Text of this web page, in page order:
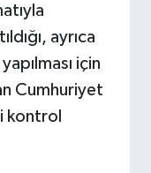
ayrıca
için
Cumhuriyet
kontrol